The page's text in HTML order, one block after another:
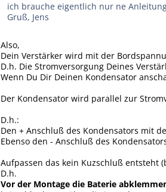
ich brauche eigentlich nur ne
Gruß, Jens
Also,
Dein Verstärker wird mit der
D.h. Die Stromversorgung Deines
Wenn Du Dir Deinen Kondensator
Der Kondensator wird parallel zur
D.h.:
Den + Anschluß des Kondensators mit
Ebenso den - Anschluß des
Aufpassen das kein Kuzschluß entsteht
D.h.
Vor der Montage die Baterie